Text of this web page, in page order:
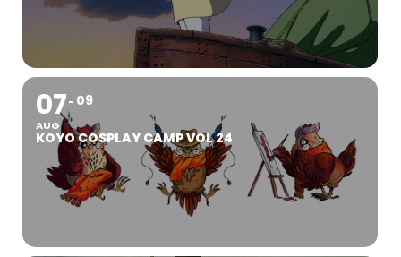
07
AUG
09
KOYO COSPLAY CAMP VOL 24